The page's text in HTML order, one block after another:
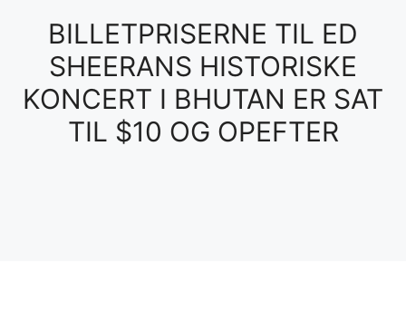
BILLETPRISERNE TIL ED
SHEERANS HISTORISKE
KONCERT I BHUTAN ER SAT
TIL $10 OG OPEFTER